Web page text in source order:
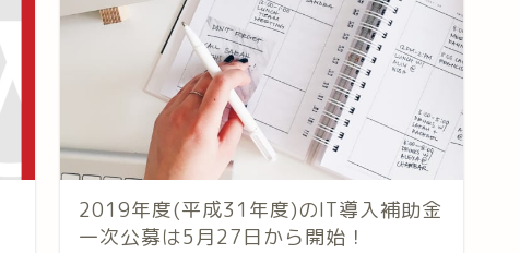
2019年度(平成31年度)のIT導入補助金
一次公募は5月27日から開始！